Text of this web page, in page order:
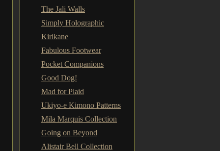
The Jali Walls
Simply Holographic
Kirikane
Fabulous Footwear
Pocket Companions
Good Dog!
Mad for Plaid
Ukiyo-e Kimono Patterns
Mila Marquis Collection
Going on Beyond
Alistair Bell Collection